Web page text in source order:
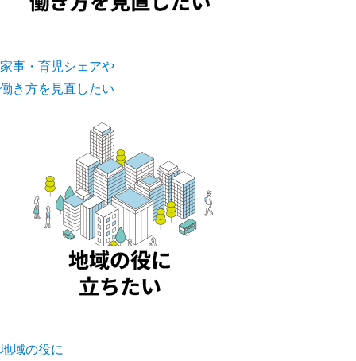
家事・育児シェアや
働き方を見直したい
地域の役に